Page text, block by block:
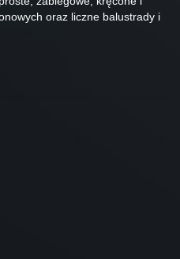
oraz liczne balustrady i